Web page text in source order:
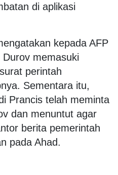
di aplikasi
kepada AFP
memasuki
perintah
Sementara itu,
Prancis telah meminta
dan menuntut agar
berita pemerintah
pada Ahad.